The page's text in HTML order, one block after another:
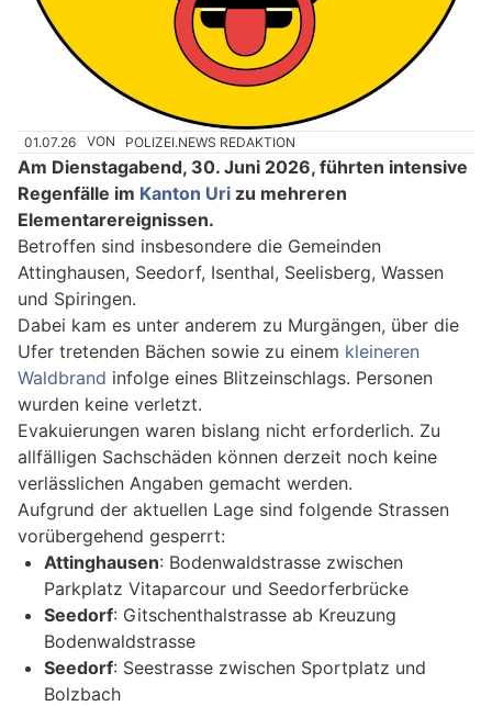
01.07.26 VON POLIZEI.NEWS REDAKTION
Am Dienstagabend, 30. Juni 2026, führten intensive
Regenfälle im Kanton Uri zu mehreren
Elementarereignissen.
Betroffen sind insbesondere die Gemeinden
Attinghausen, Seedorf, Isenthal, Seelisberg, Wassen
und Spiringen.
Dabei kam es unter anderem zu Murgängen, über die
Ufer tretenden Bächen sowie zu einem kleineren
Waldbrand infolge eines Blitzeinschlags. Personen
wurden keine verletzt.
Evakuierungen waren bislang nicht erforderlich. Zu
allfälligen Sachschäden können derzeit noch keine
verlässlichen Angaben gemacht werden.
Aufgrund der aktuellen Lage sind folgende Strassen
vorübergehend gesperrt:
Attinghausen: Bodenwaldstrasse zwischen
Parkplatz Vitaparcour und Seedorferbrücke
Seedorf: Gitschenthalstrasse ab Kreuzung
Bodenwaldstrasse
Seedorf: Seestrasse zwischen Sportplatz und
Bolzbach